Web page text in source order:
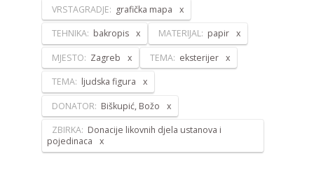
VRSTAGRADJE: grafička mapa
TEHNIKA: bakropis MATERIJAL: papir
MJESTO: Zagreb TEMA: eksterijer
TEMA: ljudska figura
DONATOR: Biškupić, Božo
ZBIRKA: Donacije likovnih djela ustanova i
pojedinaca